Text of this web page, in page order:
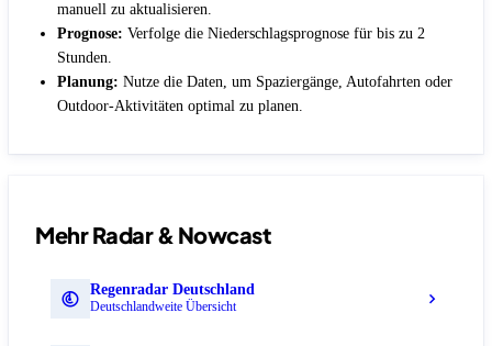
manuell zu aktualisieren.
Prognose: Verfolge die Niederschlagsprognose für bis zu 2
Stunden.
Planung: Nutze die Daten, um Spaziergänge, Autofahrten oder
Outdoor-Aktivitäten optimal zu planen.
Mehr Radar & Nowcast
Regenradar Deutschland
Deutschlandweite Übersicht